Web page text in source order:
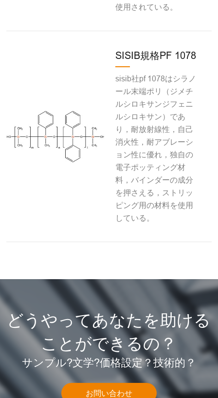
使用されている。
SISIB規格PF 1078
sisib社pf 1078はシラノ
ール末端ポリ（ジメチ
ルシロキサンジフェニ
ルシロキサン）であ
り，耐放射線性，自己
消火性，耐アブレーシ
ョン性に優れ，独自の
電子ポッティング材
料，バインダーの成分
を押さえる，ストリッ
ピング用の材料を使用
している。
どうやってあなたを助ける
ことができるの？
サンプル?文学?価格設定？技術的？
お問い合わせ